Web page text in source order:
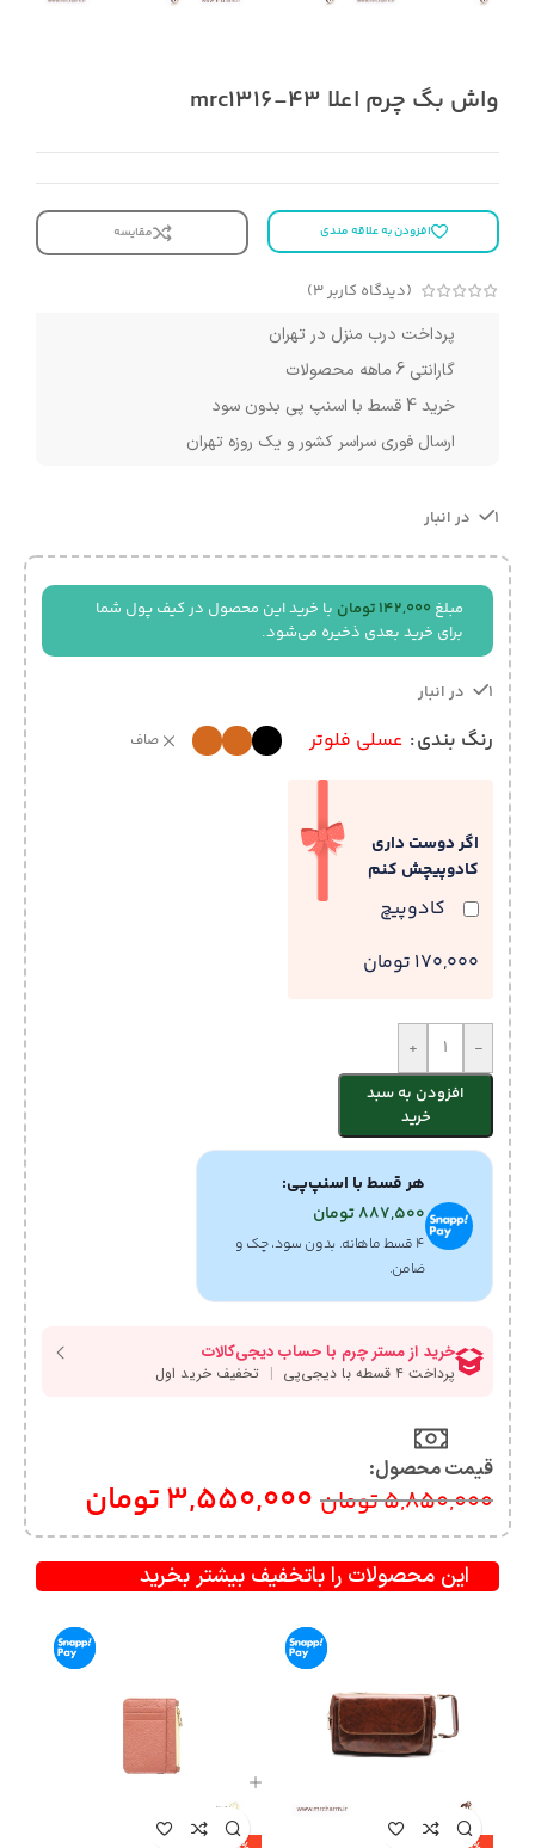
واش بگ چرم اعلا mrc1316-43
افزودن به علاقه مندی مقایسه
(دیدگاه کاربر3
)
پرداخت درب منزل در تهران
گارانتی 6 ماهه محصولات
خرید 4 قسط با اسنپ پی بدون سود
ارسال فوری سراسر کشور و یک روزه تهران
1 در انبار
مبلغ 142,000 تومان با خرید این محصول در کیف پول شما
برای خرید بعدی ذخیره می‌شود.
1 در انبار
رنگ بندی عسلی فلوتر صاف
اگر دوست داری
کادوپیچش کنم
کادوپیچ
170,000 تومان
-
+
افزودن به سبد
خرید
هر قسط با اسنپ‌پی:
887,500تومان
۴ قسط ماهانه. بدون سود، چک و
ضامن.
قیمت محصول:​
5,850,000تومان 3,550,000تومان
این محصولات را باتخفیف بیشتر بخرید